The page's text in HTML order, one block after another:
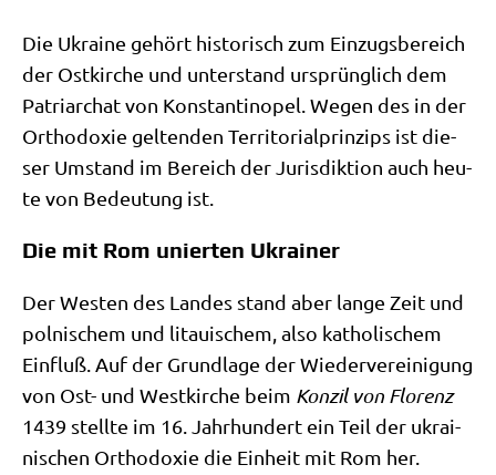
Die Ukrai­ne gehört histo­risch zum Ein­zugs­be­reich
der Ost­kir­che und unter­stand ursprüng­lich dem
Patri­ar­chat von Kon­stan­ti­no­pel. Wegen des in der
Ortho­do­xie gel­ten­den Ter­ri­to­ri­al­prin­zips ist die­
ser Umstand im Bereich der Juris­dik­ti­on auch heu­
te von Bedeu­tung ist.
Die mit Rom unierten Ukrainer
Der Westen des Lan­des stand aber lan­ge Zeit und
pol­ni­schem und litaui­schem, also katho­li­schem
Ein­fluß. Auf der Grund­la­ge der Wie­der­ver­ei­ni­gung
von Ost- und West­kir­che beim Kon­zil von Flo­renz
1439 stell­te im 16. Jahr­hun­dert ein Teil der ukrai­
ni­schen Ortho­do­xie die Ein­heit mit Rom her.